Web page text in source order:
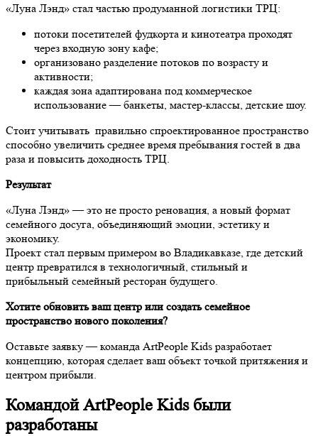
«Луна Лэнд» стал частью продуманной логистики ТРЦ:
потоки посетителей фудкорта и кинотеатра проходят
через входную зону кафе;
организовано разделение потоков по возрасту и
активности;
каждая зона адаптирована под коммерческое
использование — банкеты, мастер-классы, детские шоу.
Стоит учитывать правильно спроектированное пространство
способно увеличить среднее время пребывания гостей в два
раза и повысить доходность ТРЦ.
Результат
«Луна Лэнд» — это не просто реновация, а новый формат
семейного досуга, объединяющий эмоции, эстетику и
экономику.
Проект стал первым примером во Владикавказе, где детский
центр превратился в технологичный, стильный и
прибыльный семейный ресторан будущего.
Хотите обновить ваш центр или создать семейное
пространство нового поколения?
Оставьте заявку — команда ArtPeople Kids разработает
концепцию, которая сделает ваш объект точкой притяжения и
центром прибыли.
Командой ArtPeople Kids были
разработаны